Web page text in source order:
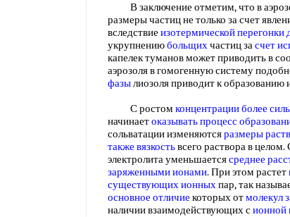
В заключение отметим, что в
размеры частиц не только за счет
вследствие изотермической перегонки
укрупнениюбольщихчастиц засчет
капелек туманов может приводить в
аэрозоля в гомогенную систему
фазылиозоля приводит к образованию
С ростом концентрации более
начинаетоказывать процесс
сольватации изменяютсяразмеры
также вязкостьвсего раствора в целом.
электролита уменьшаетсясреднее
заряженными ионами. При этом растет
существующих ионныхпар, так
основное отличие которых отмолекул
наличии взаимодействующих сионной